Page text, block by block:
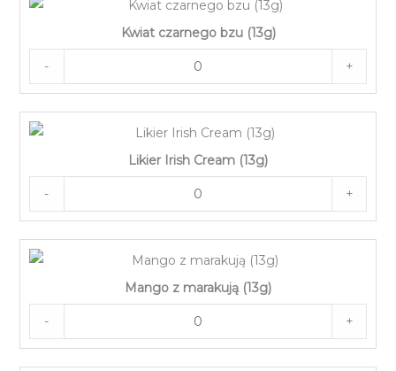
Kwiat czarnego bzu (13g)
- +
Likier Irish Cream (13g)
- +
Mango z marakują (13g)
- +